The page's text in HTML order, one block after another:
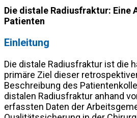
Die distale Radiusfraktur: Eine
Patienten
Einleitung
Die distale Radiusfraktur ist die
primäre Ziel dieser
Beschreibung des
distalen Radiusfraktur anhand
erfassten Daten der